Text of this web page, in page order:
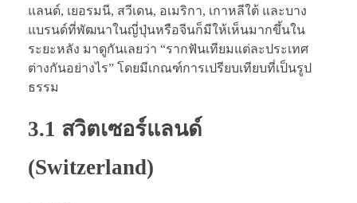
แลนด์, เยอรมนี, สวีเดน, อเมริกา, เกาหลีใต้ และบาง
แบรนด์ที่พัฒนาในญี่ปุ่นหรือจีนก็มีให้เห็นมากขึ้นใน
ระยะหลัง มาดูกันเลยว่า “รากฟันเทียมแต่ละประเทศ
ต่างกันอย่างไร” โดยมีเกณฑ์การเปรียบเทียบที่เป็นรูป
ธรรม
3.1 สวิตเซอร์แลนด์
(Switzerland)